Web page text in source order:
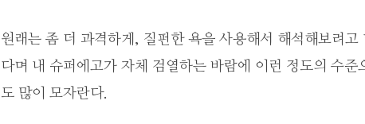
원래는 좀 더 과격하게, 질펀한 욕을 사용해서 해석해보려고
다며 내 슈퍼에고가 자체 검열하는 바람에 이런 정도의 수준
도 많이 모자란다.